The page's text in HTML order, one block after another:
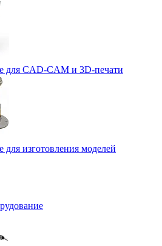
для CAD-CAM и 3D-печати
для изготовления моделей